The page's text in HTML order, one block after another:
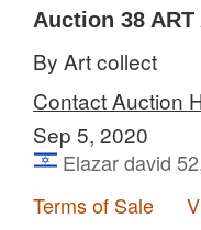
Auction 38 ART
By Art collect
Contact Auction
Sep 5, 2020
Elazar david
Terms of Sale